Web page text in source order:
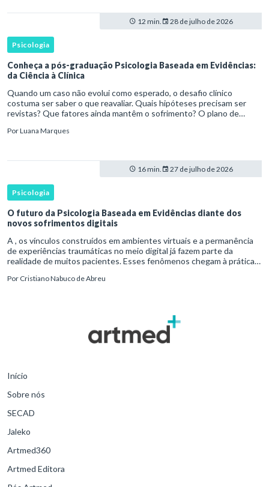
12 min. 28 de julho de 2026
Psicologia
Conheça a pós-graduação Psicologia Baseada em Evidências:
da Ciência à Clínica
Quando um caso não evolui como esperado, o desafio clínico
costuma ser saber o que reavaliar. Quais hipóteses precisam ser
revistas? Que fatores ainda mantêm o sofrimento? O plano de
necessidades d
PorLuana Marques
16 min. 27 de julho de 2026
Psicologia
O futuro da Psicologia Baseada em Evidências diante dos
novos sofrimentos digitais
A , os vínculos construídos em ambientes virtuais e a permanência
de experiências traumáticas no meio digital já fazem parte da
realidade de muitos pacientes. Esses fenômenos chegam à prática
Por Cristiano Nabuco de Abreu
Início
Sobre nós
SECAD
Jaleko
Artmed360
Artmed Editora